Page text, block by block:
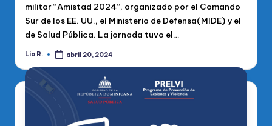
militar “Amistad 2024”, organizado por el Comando
Sur de los EE. UU., el Ministerio de Defensa(MIDE) y el
de Salud Pública. La jornada tuvo el…
Publicado
Lia R. abril 20, 2024